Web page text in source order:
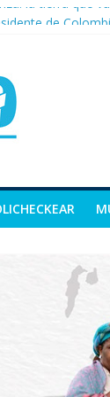
la tierra que
y Nariño deja